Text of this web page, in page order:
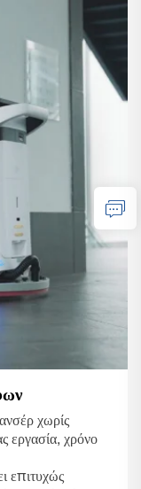
χωρίς
εργασία, χρόνο
επιτυχώς